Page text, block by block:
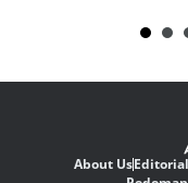
About Us